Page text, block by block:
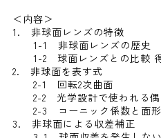
＜内容＞
1. 非球面レンズの特徴
1-1 非球面レンズの歴史
1-2 球面レンズとの比較
2. 非球面を表す式
2-1 回転2次曲面
2-2 光学設計で使われる偶
2-3 コーニック係数と面
3. 非球面による収差補正